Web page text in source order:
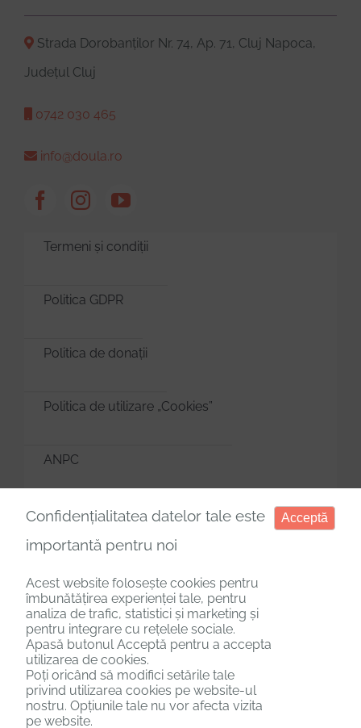
Strada Dorobanților Nr. 74, Ap. 71, Cluj Napoca,
Județul Cluj
0742 030 465
info@doula.ro
Termeni și condiții
Politica GDPR
Politica de donații
Politica de utilizare „Cookies”
ANPC
Manager de cookies
Copyright © 2025. Toate drepturile rezervate.
Confidențialitatea datelor tale este
importantă pentru noi
Acest website folosește cookies pentru
îmbunătățirea experienței tale, pentru
analiza de trafic, statistici și marketing și
pentru integrare cu rețelele sociale.
Apasă butonul Acceptă pentru a accepta
utilizarea de cookies.
Poți oricând să modifici setările tale
privind utilizarea cookies pe website-ul
nostru. Opțiunile tale nu vor afecta vizita
pe website.
Acceptă